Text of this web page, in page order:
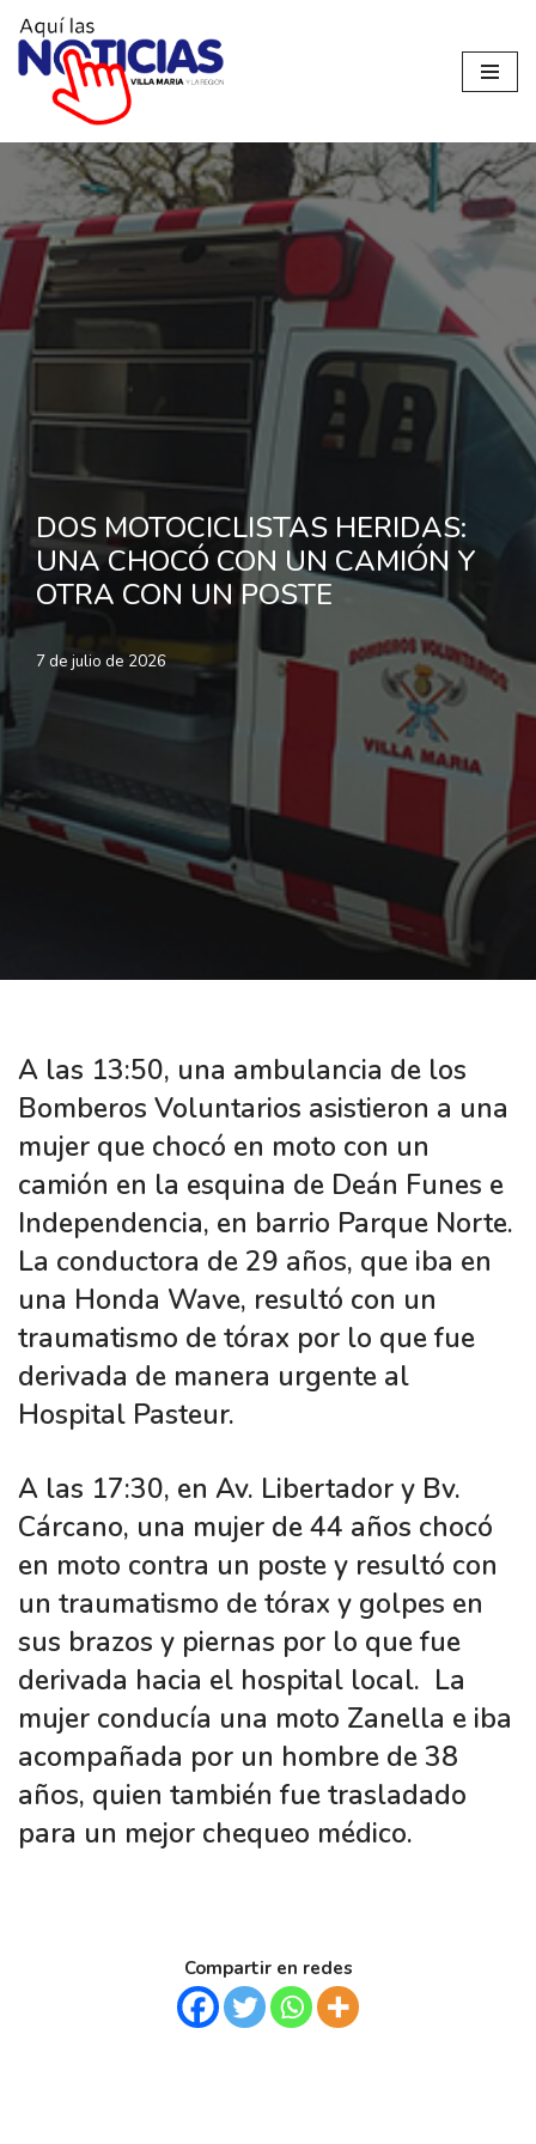
contenido
DOS MOTOCICLISTAS HERIDAS:
UNA CHOCÓ CON UN CAMIÓN Y
OTRA CON UN POSTE
7 de julio de 2026
A las 13:50, una ambulancia de los
Bomberos Voluntarios asistieron a una
mujer que chocó en moto con un
camión en la esquina de Deán Funes e
Independencia, en barrio Parque Norte.
La conductora de 29 años, que iba en
una Honda Wave, resultó con un
traumatismo de tórax por lo que fue
derivada de manera urgente al
Hospital Pasteur.
A las 17:30, en Av. Libertador y Bv.
Cárcano, una mujer de 44 años chocó
en moto contra un poste y resultó con
un traumatismo de tórax y golpes en
sus brazos y piernas por lo que fue
derivada hacia el hospital local. La
mujer conducía una moto Zanella e iba
acompañada por un hombre de 38
años, quien también fue trasladado
para un mejor chequeo médico.
Compartir en redes